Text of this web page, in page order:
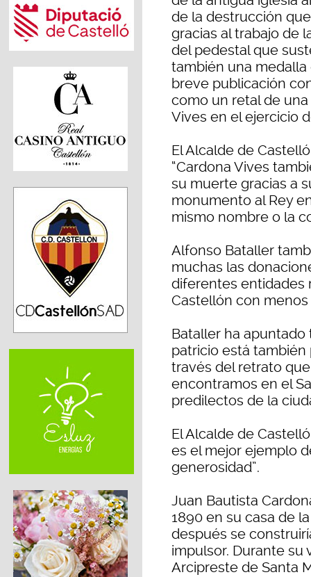
de la destrucción
gracias al trabajo de
del pedestal que
también una
breve publicación
como un retal de
Vives en el ejercicio
El Alcalde de
“Cardona Vives
su muerte gracias a
monumento al Rey
mismo nombre o la
Alfonso Bataller
muchas las
diferentes entidades
Castellón con menos
Bataller ha apuntado
patricio está
través del retrato
encontramos en el
predilectos de la
El Alcalde de
es el mejor ejemplo
generosidad”.
Juan Bautista
1890 en su casa de
después se
impulsor. Durante su
Arcipreste de Santa